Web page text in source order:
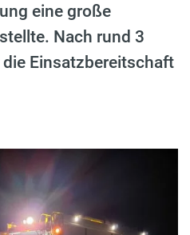
eine große
Nach rund 3
Einsatzbereitschaft